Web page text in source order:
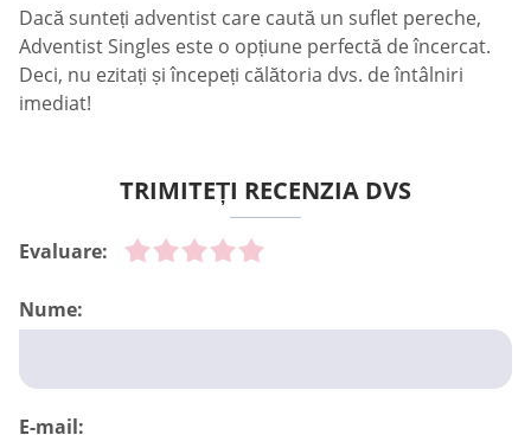
Dacă sunteți adventist care caută un suflet pereche,
Adventist Singles este o opțiune perfectă de încercat.
Deci, nu ezitați și începeți călătoria dvs. de întâlniri
imediat!
TRIMITEȚI RECENZIA DVS
Evaluare:
Nume:
E-mail: